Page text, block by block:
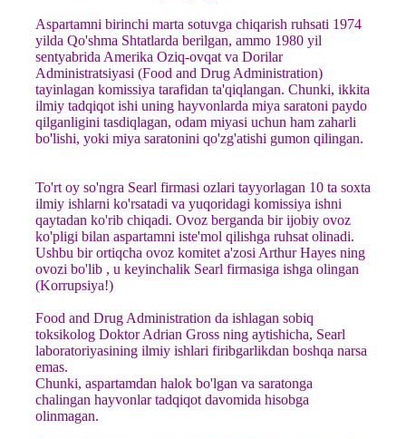
Aspartamni birinchi marta sotuvga chiqarish ruhsati 1974
yilda Qo'shma Shtatlarda berilgan, ammo 1980 yil
sentyabrida Amerika Oziq-ovqat va Dorilar
Administratsiyasi (Food and Drug Administration)
tayinlagan komissiya tarafidan ta'qiqlangan. Chunki, ikkita
ilmiy tadqiqot ishi uning hayvonlarda miya saratoni paydo
qilganligini tasdiqlagan, odam miyasi uchun ham zaharli
bo'lishi, yoki miya saratonini qo'zg'atishi gumon qilingan.
To'rt oy so'ngra Searl firmasi ozlari tayyorlagan 10 ta soxta
ilmiy ishlarni ko'rsatadi va yuqoridagi komissiya ishni
qaytadan ko'rib chiqadi. Ovoz berganda bir ijobiy ovoz
ko'pligi bilan aspartamni iste'mol qilishga ruhsat olinadi.
Ushbu bir ortiqcha ovoz komitet a'zosi Arthur Hayes ning
ovozi bo'lib , u keyinchalik Searl firmasiga ishga olingan
(Korrupsiya!)
Food and Drug Administration da ishlagan sobiq
toksikolog Doktor Adrian Gross ning aytishicha, Searl
laboratoriyasining ilmiy ishlari firibgarlikdan boshqa narsa
emas.
Chunki, aspartamdan halok bo'lgan va saratonga
chalingan hayvonlar tadqiqot davomida hisobga
olinmagan.